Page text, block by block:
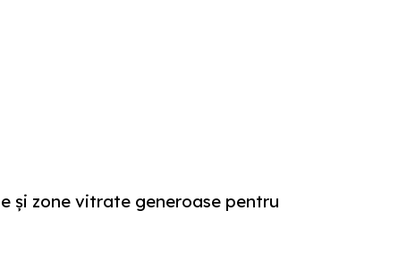
și zone vitrate generoase pentru